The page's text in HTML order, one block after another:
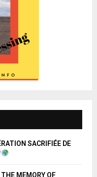
SACRIFIÉE DE
MEMORY OF